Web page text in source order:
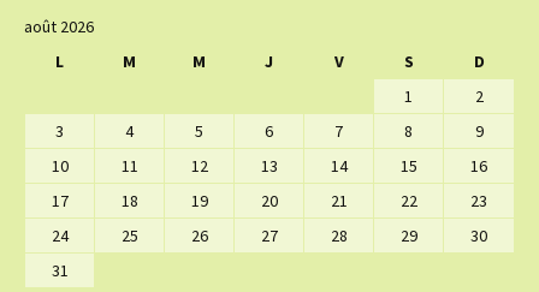
août 2026
L
M M J V S D
1
2
3
4 5 6 7 8
9
10
11 12 13 14 15
16
17
18 19 20 21 22
23
24
25 26 27 28 29
30
31